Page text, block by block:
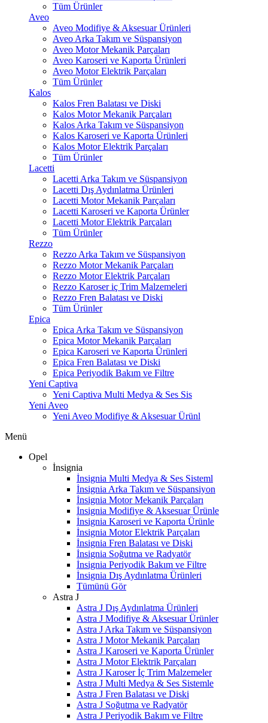
Tüm Ürünler
Aveo
Aveo Modifiye & Aksesuar Ürünleri
Aveo Arka Takım ve Süspansiyon
Aveo Motor Mekanik Parçaları
Aveo Karoseri ve Kaporta Ürünleri
Aveo Motor Elektrik Parçaları
Tüm Ürünler
Kalos
Kalos Fren Balatası ve Diski
Kalos Motor Mekanik Parçaları
Kalos Arka Takım ve Süspansiyon
Kalos Karoseri ve Kaporta Ürünleri
Kalos Motor Elektrik Parçaları
Tüm Ürünler
Lacetti
Lacetti Arka Takım ve Süspansiyon
Lacetti Dış Aydınlatma Ürünleri
Lacetti Motor Mekanik Parçaları
Lacetti Karoseri ve Kaporta Ürünler
Lacetti Motor Elektrik Parçaları
Tüm Ürünler
Rezzo
Rezzo Arka Takım ve Süspansiyon
Rezzo Motor Mekanik Parçaları
Rezzo Motor Elektrik Parçaları
Rezzo Karoser iç Trim Malzemeleri
Rezzo Fren Balatası ve Diski
Tüm Ürünler
Epica
Epica Arka Takım ve Süspansiyon
Epica Motor Mekanik Parçaları
Epica Karoseri ve Kaporta Ürünleri
Epica Fren Balatası ve Diski
Epica Periyodik Bakım ve Filtre
Yeni Captiva
Yeni Captiva Multi Medya & Ses Sis
Yeni Aveo
Yeni Aveo Modifiye & Aksesuar Ürünl
Menü
Opel
İnsignia
İnsignia Multi Medya & Ses Sisteml
İnsignia Arka Takım ve Süspansiyon
İnsignia Motor Mekanik Parçaları
İnsignia Modifiye & Aksesuar Ürünle
İnsignia Karoseri ve Kaporta Ürünle
İnsignia Motor Elektrik Parçaları
İnsignia Fren Balatası ve Diski
İnsignia Soğutma ve Radyatör
İnsignia Periyodik Bakım ve Filtre
İnsignia Dış Aydınlatma Ürünleri
Tümünü Gör
Astra J
Astra J Dış Aydınlatma Ürünleri
Astra J Modifiye & Aksesuar Ürünler
Astra J Arka Takım ve Süspansiyon
Astra J Motor Mekanik Parçaları
Astra J Karoseri ve Kaporta Ürünler
Astra J Motor Elektrik Parçaları
Astra J Karoser İç Trim Malzemeler
Astra J Multi Medya & Ses Sistemle
Astra J Fren Balatası ve Diski
Astra J Soğutma ve Radyatör
Astra J Periyodik Bakım ve Filtre